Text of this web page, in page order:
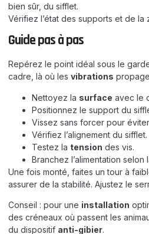
bien sûr, du sifflet.
Vérifiez l’état des supports et de la
Guide pas à pas
Repérez le point idéal sous le
cadre, là où les vibrations
Nettoyez la surface avec le
Positionnez le support du
Vissez sans forcer pour
Vérifiez l’alignement du sifflet.
Testez la tension des vis.
Branchez l’alimentation selon
Une fois monté, faites un tour à
assurer de la stabilité. Ajustez le
Conseil : pour une installation
des créneaux où passent les
du dispositif anti-gibier.